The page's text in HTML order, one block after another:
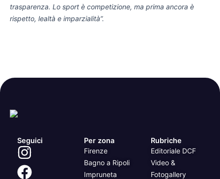
trasparenza. Lo sport è competizione, ma prima ancora è
rispetto, lealtà e imparzialità”.
Seguici Per zona
Firenze
Bagno a Ripoli
Impruneta
Rubriche
Editoriale DCF
Video &
Fotogallery